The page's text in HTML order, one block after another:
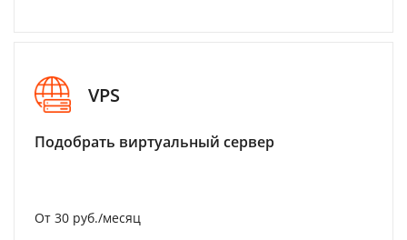
VPS
Подобрать виртуальный сервер
От 30 руб./месяц